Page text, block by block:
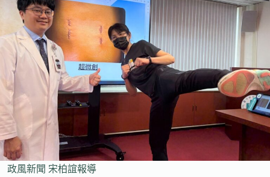
政風新聞 宋柏誼報導